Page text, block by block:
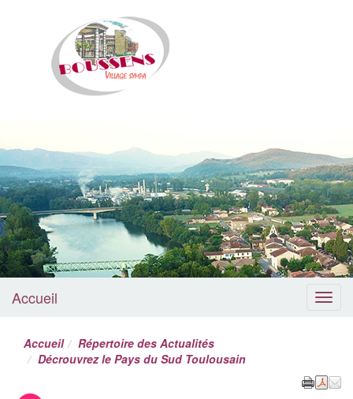
Boussens
Menu
Accueil
Accueil
Répertoire des Actualités
Décrouvrez le Pays du Sud Toulousain